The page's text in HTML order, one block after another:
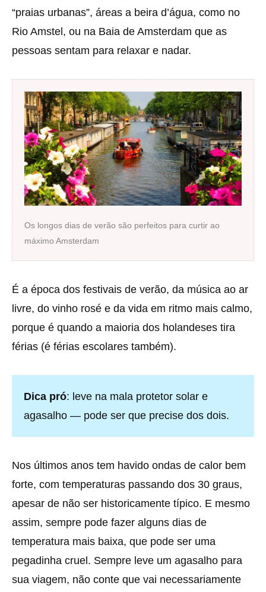
“praias urbanas”, áreas a beira d’água, como no
Rio Amstel, ou na Baia de Amsterdam que as
pessoas sentam para relaxar e nadar.
Os longos dias de verão são perfeitos para curtir ao
máximo Amsterdam
É a época dos festivais de verão, da música ao ar
livre, do vinho rosé e da vida em ritmo mais calmo,
porque é quando a maioria dos holandeses tira
férias (é férias escolares também).
Dica pró: leve na mala protetor solar e
agasalho — pode ser que precise dos dois.
Nos últimos anos tem havido ondas de calor bem
forte, com temperaturas passando dos 30 graus,
apesar de não ser historicamente típico. E mesmo
assim, sempre pode fazer alguns dias de
temperatura mais baixa, que pode ser uma
pegadinha cruel. Sempre leve um agasalho para
sua viagem, não conte que vai necessariamente